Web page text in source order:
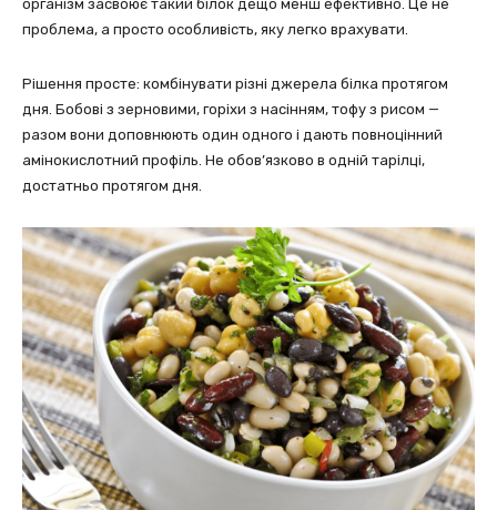
організм засвоює такий білок дещо менш ефективно. Це не
проблема, а просто особливість, яку легко врахувати.
Рішення просте: комбінувати різні джерела білка протягом
дня. Бобові з зерновими, горіхи з насінням, тофу з рисом —
разом вони доповнюють один одного і дають повноцінний
амінокислотний профіль. Не обов’язково в одній тарілці,
достатньо протягом дня.